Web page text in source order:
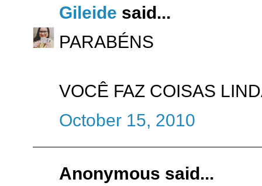
Gileide said...
PARABÉNS
VOCÊ FAZ COISAS
October 15, 2010
Anonymous said...